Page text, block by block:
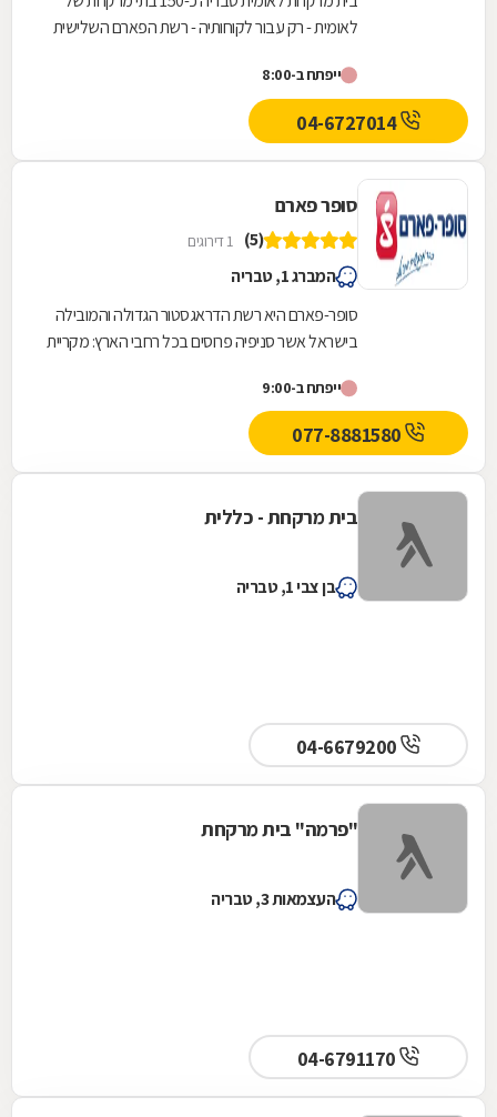
לאומית - רק עבור לקוחותיה - רשת הפארם השלישית
ייפתח ב-8:00
04-6727014
סופר פארם
(5) 1 דירוגים
המברג 1, טבריה
סופר-פארם היא רשת הדראגסטור הגדולה והמובילה
בישראל אשר סניפיה פרוסים בכל רחבי הארץ: מקריית
ייפתח ב-9:00
בית מרקחת - כללית
בן צבי 1, טבריה
04-6679200
"פרמה" בית מרקחת
העצמאות 3, טבריה
04-6791170